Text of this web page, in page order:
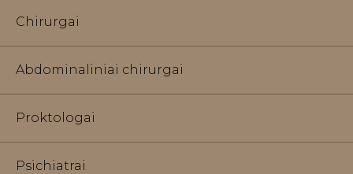
Chirurgai
Abdominaliniai chirurgai
Proktologai
Psichiatrai